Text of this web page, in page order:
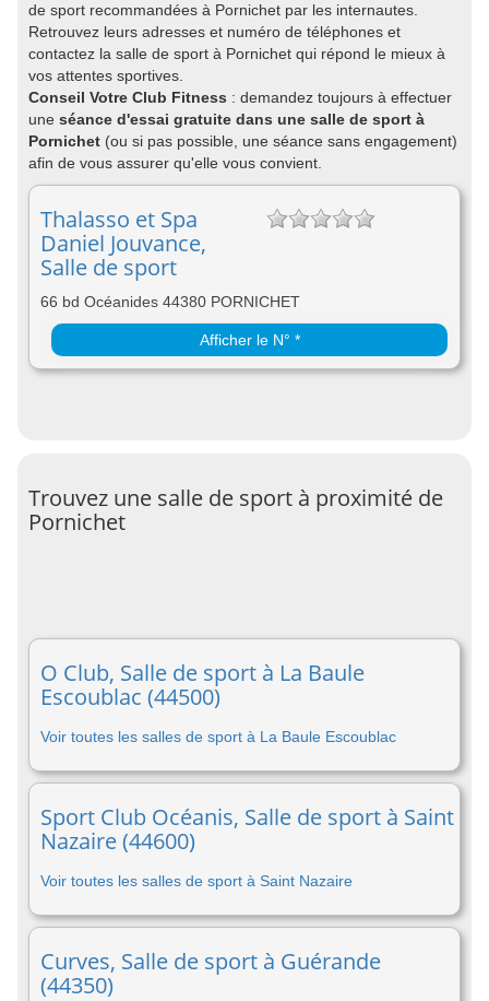
de sport recommandées à Pornichet par les internautes.
Retrouvez leurs adresses et numéro de téléphones et
contactez la salle de sport à Pornichet qui répond le mieux à
vos attentes sportives.
Conseil Votre Club Fitness : demandez toujours à effectuer
une séance d'essai gratuite dans une salle de sport à
Pornichet (ou si pas possible, une séance sans engagement)
afin de vous assurer qu'elle vous convient.
Thalasso et Spa
Daniel Jouvance,
Salle de sport
66 bd Océanides 44380 PORNICHET
Afficher le N° *
Trouvez une salle de sport à proximité de
Pornichet
O Club, Salle de sport à La Baule
Escoublac (44500)
Voir toutes les salles de sport à La Baule Escoublac
Sport Club Océanis, Salle de sport à Saint
Nazaire (44600)
Voir toutes les salles de sport à Saint Nazaire
Curves, Salle de sport à Guérande
(44350)